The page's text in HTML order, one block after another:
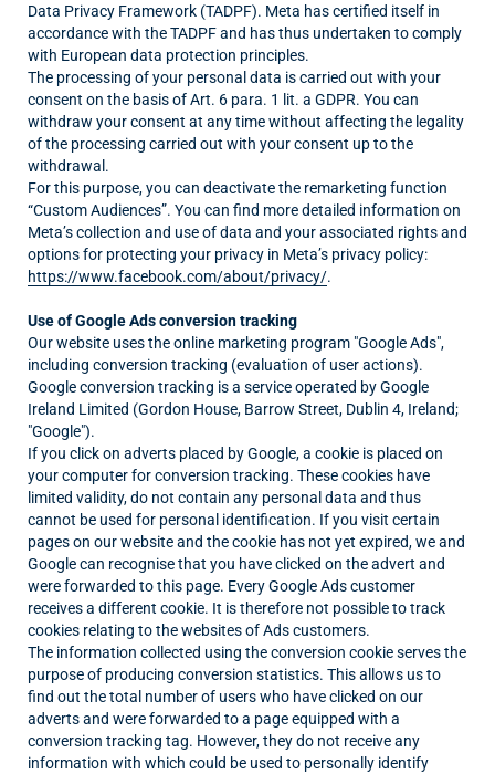
Data Privacy Framework (TADPF). Meta has certified itself in
accordance with the TADPF and has thus undertaken to comply
with European data protection principles.
The processing of your personal data is carried out with your
consent on the basis of Art. 6 para. 1 lit. a GDPR. You can
withdraw your consent at any time without affecting the legality
of the processing carried out with your consent up to the
withdrawal.
For this purpose, you can deactivate the remarketing function
“Custom Audiences”. You can find more detailed information on
Meta’s collection and use of data and your associated rights and
options for protecting your privacy in Meta’s privacy policy:
https://www.facebook.com/about/privacy/.
Use of Google Ads conversion tracking
Our website uses the online marketing program "Google Ads",
including conversion tracking (evaluation of user actions).
Google conversion tracking is a service operated by Google
Ireland Limited (Gordon House, Barrow Street, Dublin 4, Ireland;
"Google").
If you click on adverts placed by Google, a cookie is placed on
your computer for conversion tracking. These cookies have
limited validity, do not contain any personal data and thus
cannot be used for personal identification. If you visit certain
pages on our website and the cookie has not yet expired, we and
Google can recognise that you have clicked on the advert and
were forwarded to this page. Every Google Ads customer
receives a different cookie. It is therefore not possible to track
cookies relating to the websites of Ads customers.
The information collected using the conversion cookie serves the
purpose of producing conversion statistics. This allows us to
find out the total number of users who have clicked on our
adverts and were forwarded to a page equipped with a
conversion tracking tag. However, they do not receive any
information with which could be used to personally identify